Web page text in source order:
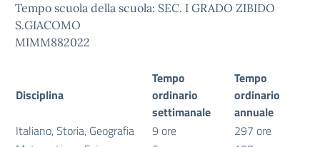
Tempo scuola della scuola: SEC. I GRADO ZIBIDO
S.GIACOMO
MIMM882022
Disciplina
Tempo
ordinario
settimanale
Tempo
ordinario
annuale
Italiano, Storia, Geografia
9 ore
297 ore